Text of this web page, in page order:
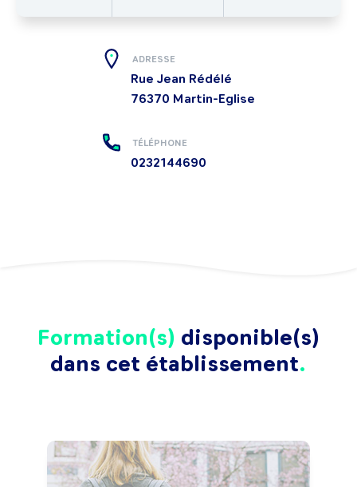
ADRESSE
Rue Jean Rédélé
76370 Martin-Eglise
TÉLÉPHONE
0232144690
Formation(s) disponible(s)
dans cet établissement